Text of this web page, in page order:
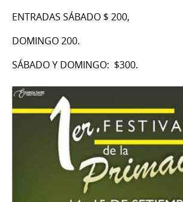
ENTRADAS SÁBADO $ 200,
DOMINGO 200.
SÁBADO Y DOMINGO: $300.